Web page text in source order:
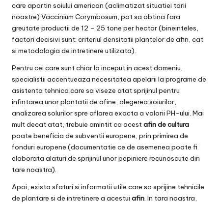
care apartin soiului american (aclimatizat situatiei tarii
noastre) Vaccinium Corymbosum, pot sa obtina fara
greutate productii de 12 – 25 tone per hectar (bineinteles,
factori decisivi sunt: criteriul densitatii plantelor de afin, cat
si metodologia de intretinere utilizata).
Pentru cei care sunt chiar la inceput in acest domeniu,
specialistii accentueaza necesitatea apelarii la programe de
asistenta tehnica care sa viseze atat sprijinul pentru
infintarea unor plantatii de afine, alegerea soiurilor,
analizarea solurilor spre aflarea exacta a valorii PH-ului. Mai
mult decat atat, trebuie amintit ca acestafin de cultura
poate beneficia de subventii europene, prin primirea de
fonduri europene (documentatie ce de asemenea poate fi
elaborata alaturi de sprijinul unor pepiniere recunoscute din
tare noastra).
Apoi, exista sfaturi si informatii utile care sa sprijine tehnicile
de plantare si de intretinere a acestui afin. In tara noastra,